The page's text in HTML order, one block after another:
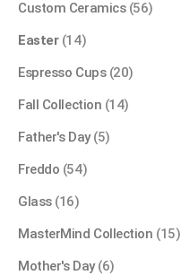
Custom Ceramics (56)
Easter (14)
Espresso Cups (20)
Fall Collection (14)
Father's Day (5)
Freddo (54)
Glass (16)
MasterMind Collection (15)
Mother's Day (6)